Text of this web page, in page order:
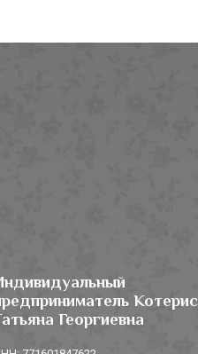
Котерис
Георгиевна